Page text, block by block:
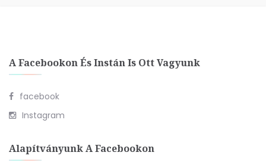
A Facebookon És Instán Is Ott Vagyunk
facebook
Instagram
Alapítványunk A Facebookon